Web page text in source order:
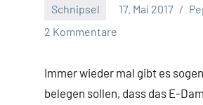
Schnipsel 17. Mai 2017
2 Kommentare
Immer wieder mal gibt es
belegen sollen, dass das E-